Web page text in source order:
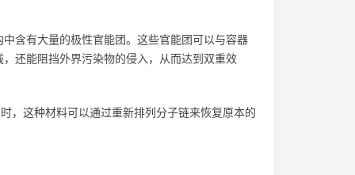
含有大量的极性官能团。这些官能团可以与容器
还能阻挡外界污染物的侵入，从而达到双重效
，这种材料可以通过重新排列分子链来恢复原本的